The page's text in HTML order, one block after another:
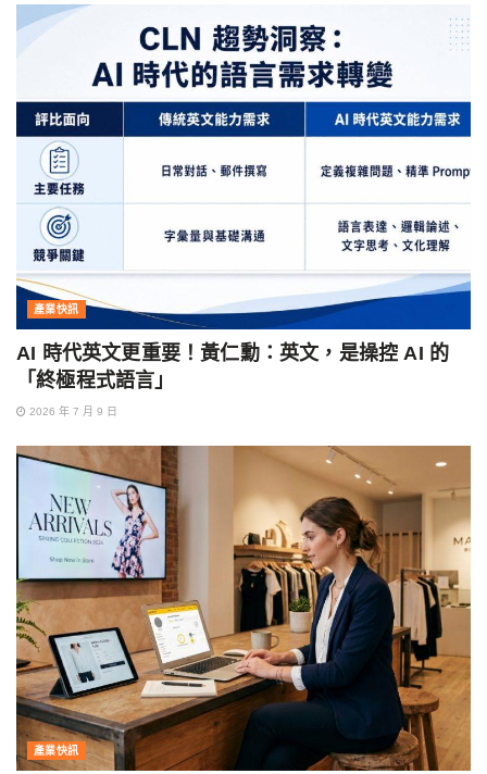
產業快訊
AI 時代英文更重要！黃仁勳：英文，是操控 AI 的
「終極程式語言」
2026 年 7 月 9 日
產業快訊